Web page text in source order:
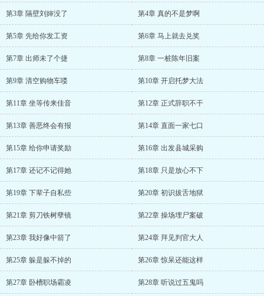
第3章 隔壁刘婶没了 第4章 真的不是梦啊
第5章 先给你发工资 第6章 马上就去兑奖
第7章 出师未了个捷 第8章 一桩陈年旧案
第9章 清空购物车喽 第10章 开启托梦大法
第11章 坐等传来佳音 第12章 正式辞职不干
第13章 善恶终会有报 第14章 直面一家七口
第15章 给你申请奖励 第16章 出发县城采购
第17章 还记不记得她 第18章 只是放心不下
第19章 下辈子自私些 第20章 初识拔舌地狱
第21章 剪刀铁树孽镜 第22章 操场埋尸案破
第23章 我好像中箭了 第24章 拜见判官大人
第25章 躲是躲不掉的 第26章 惊呆还能这样
第27章 卧槽职场霸凌 第28章 听说过五鬼吗